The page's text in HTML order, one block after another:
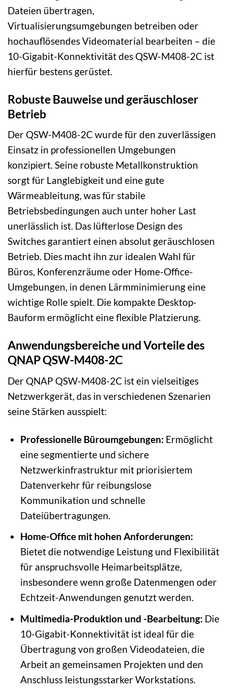
Dateien übertragen,
Virtualisierungsumgebungen betreiben oder
hochauflösendes Videomaterial bearbeiten – die
10-Gigabit-Konnektivität des QSW-M408-2C ist
hierfür bestens gerüstet.
Robuste Bauweise und geräuschloser
Betrieb
Der QSW-M408-2C wurde für den zuverlässigen
Einsatz in professionellen Umgebungen
konzipiert. Seine robuste Metallkonstruktion
sorgt für Langlebigkeit und eine gute
Wärmeableitung, was für stabile
Betriebsbedingungen auch unter hoher Last
unerlässlich ist. Das lüfterlose Design des
Switches garantiert einen absolut geräuschlosen
Betrieb. Dies macht ihn zur idealen Wahl für
Büros, Konferenzräume oder Home-Office-
Umgebungen, in denen Lärmminimierung eine
wichtige Rolle spielt. Die kompakte Desktop-
Bauform ermöglicht eine flexible Platzierung.
Anwendungsbereiche und Vorteile des
QNAP QSW-M408-2C
Der QNAP QSW-M408-2C ist ein vielseitiges
Netzwerkgerät, das in verschiedenen Szenarien
seine Stärken ausspielt:
Professionelle Büroumgebungen: Ermöglicht
eine segmentierte und sichere
Netzwerkinfrastruktur mit priorisiertem
Datenverkehr für reibungslose
Kommunikation und schnelle
Dateiübertragungen.
Home-Office mit hohen Anforderungen:
Bietet die notwendige Leistung und Flexibilität
für anspruchsvolle Heimarbeitsplätze,
insbesondere wenn große Datenmengen oder
Echtzeit-Anwendungen genutzt werden.
Multimedia-Produktion und -Bearbeitung: Die
10-Gigabit-Konnektivität ist ideal für die
Übertragung von großen Videodateien, die
Arbeit an gemeinsamen Projekten und den
Anschluss leistungsstarker Workstations.